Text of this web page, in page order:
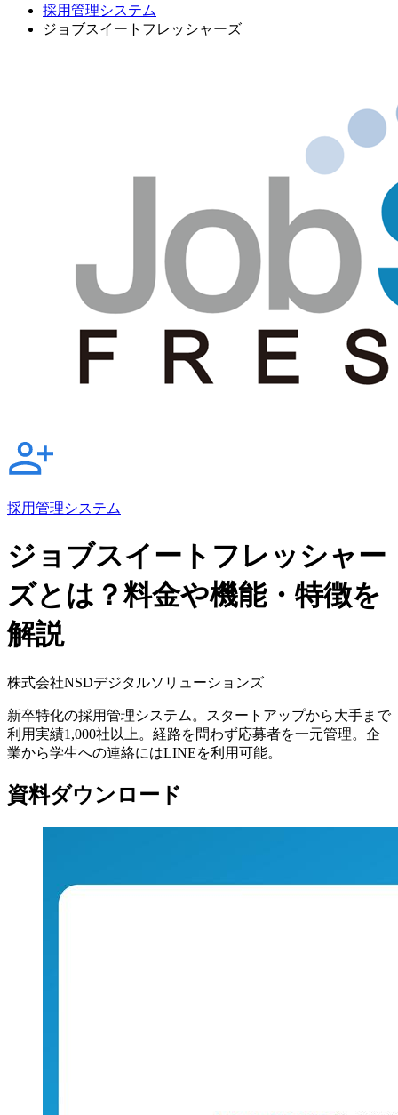
採用管理システム
ジョブスイートフレッシャーズ
採用管理システム
ジョブスイートフレッシャー
ズとは？料金や機能・特徴を
解説
株式会社NSDデジタルソリューションズ
新卒特化の採用管理システム。スタートアップから大手まで
利用実績1,000社以上。経路を問わず応募者を一元管理。企
業から学生への連絡にはLINEを利用可能。
資料ダウンロード